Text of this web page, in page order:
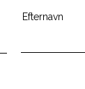
Efternavn